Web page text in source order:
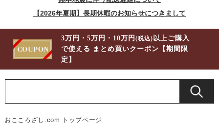
【2026年夏期】長期休暇のお知らせにつきまして
3万円・5万円・10万円(税込) 以上ご購入
で使える まとめ買いクーポン【期間限
定】
おこころざし.com トップページ